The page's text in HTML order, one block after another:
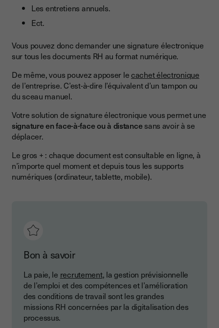
Les entretiens annuels.
Ect.
Vous pouvez donc demander une signature électronique
sur tous les documents RH au format numérique.
De même, vous pouvez apposer lecachet électronique
de l’entreprise. C’est-à-dire l’équivalent d’un tampon ou
du sceau manuel.
Votre solution de signature électronique vous permet une
signature en face-à-face ou à distancesans avoir à se
déplacer.
Le gros + : chaque document est consultable en ligne, à
n’importe quel moment et depuis tous les supports
numériques (ordinateur, tablette, mobile).
Bon à savoir
La paie, le recrutement, la gestion prévisionnelle
de l’emploi et des compétences et l’amélioration
des conditions de travail sont les grandes
missions RH concernées par la digitalisation des
processus.